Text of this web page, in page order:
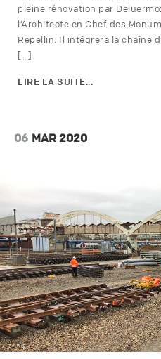
pleine rénovation par
l’Architecte en Chef des
Repellin. Il intégrera la chaîne
[…]
LIRE LA SUITE...
06 MAR 2020